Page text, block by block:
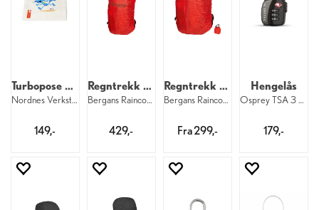
Turbopose med karabinkrok
Nordnes Verksteder tøypose 15x20 cm
149,-
Regntrekk til sekk M
Bergans Raincover M 671 DNT
429,-
Regntrekk til sekk
Bergans Raincover 671
Fra 299,-
Hengelås
Osprey TSA 3 Dial Cable Lock 001
179,-